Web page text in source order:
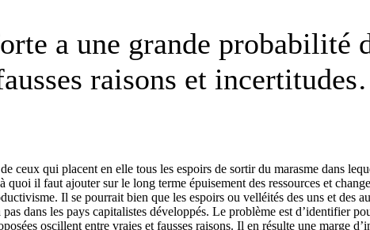
a une grande probabilité
raisons et
ceux qui placent en elle tous les espoirs de sortir du marasme dans
il faut ajouter sur le long terme épuisement des ressources et
Il se pourrait bien que les espoirs ou velléités des uns et des
dans les pays capitalistes développés. Le problème est d’identifier
oscillent entre vraies et fausses raisons. Il en résulte une marge